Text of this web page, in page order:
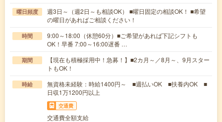
曜日頻度
週3日～（週2日～も相談OK） ■曜日固定の相談OK！ ■希望
の曜日があればご相談ください！
時間
9:00～18:00（休憩60分）■ご希望があれば下記シフトも
OK！早番 7:00～16:00遅番 …
期間
【現在も積極採用中！急募！】■2カ月～／8月～、9月スター
トもOK！
時給
無資格未経験：時給1400円～ ■週払いOK ■扶養内OK ■
日収1万1200円以上
交通費
交通費全額支給